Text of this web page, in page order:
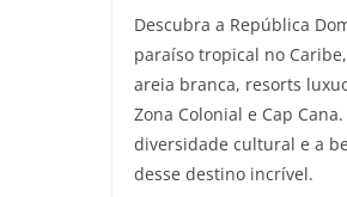
Descubra a República
paraíso tropical no
areia branca, resorts
Zona Colonial e Cap
diversidade cultural e a
desse destino incrível.